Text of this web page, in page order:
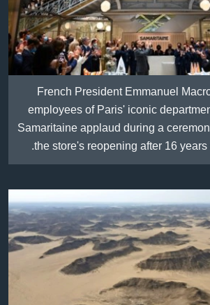
French President Emmanuel
employees of Paris' iconic
Samaritaine applaud during a
the store's reopening after 16 years